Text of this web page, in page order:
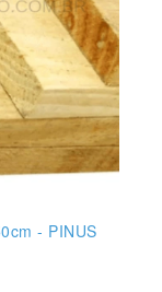
- PINUS